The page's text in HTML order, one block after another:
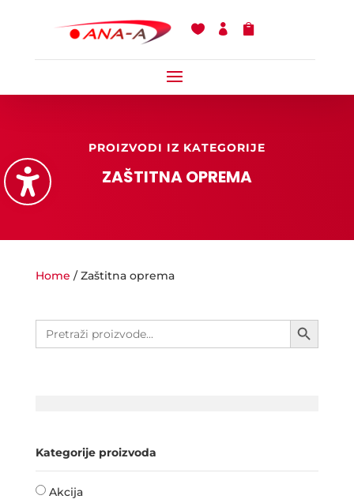
  
PROIZVODI IZ KATEGORIJE
ZAŠTITNA OPREMA
Home / Zaštitna oprema
Search
for:
Search Button
Kategorije proizvoda
Akcija